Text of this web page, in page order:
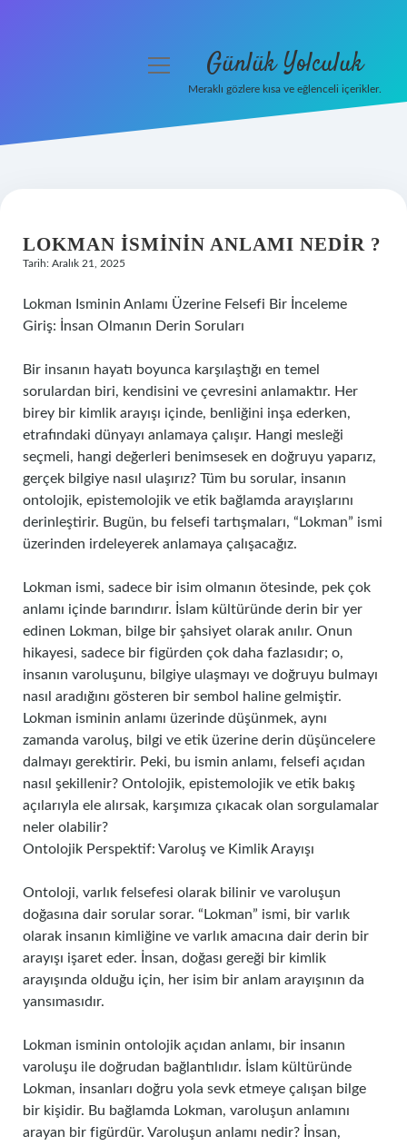
Hakkımızda
menüyü
Günlük Yolculuk
Meraklı gözlere kısa ve eğlenceli içerikler.
LOKMAN ISMININ ANLAMI NEDIR ?
Tarih: Aralık 21, 2025
Lokman Isminin Anlamı Üzerine Felsefi Bir İnceleme
Giriş: İnsan Olmanın Derin Soruları
Bir insanın hayatı boyunca karşılaştığı en temel
sorulardan biri, kendisini ve çevresini anlamaktır. Her
birey bir kimlik arayışı içinde, benliğini inşa ederken,
etrafındaki dünyayı anlamaya çalışır. Hangi mesleği
seçmeli, hangi değerleri benimsesek en doğruyu yaparız,
gerçek bilgiye nasıl ulaşırız? Tüm bu sorular, insanın
ontolojik, epistemolojik ve etik bağlamda arayışlarını
derinleştirir. Bugün, bu felsefi tartışmaları, “Lokman” ismi
üzerinden irdeleyerek anlamaya çalışacağız.
Lokman ismi, sadece bir isim olmanın ötesinde, pek çok
anlamı içinde barındırır. İslam kültüründe derin bir yer
edinen Lokman, bilge bir şahsiyet olarak anılır. Onun
hikayesi, sadece bir figürden çok daha fazlasıdır; o,
insanın varoluşunu, bilgiye ulaşmayı ve doğruyu bulmayı
nasıl aradığını gösteren bir sembol haline gelmiştir.
Lokman isminin anlamı üzerinde düşünmek, aynı
zamanda varoluş, bilgi ve etik üzerine derin düşüncelere
dalmayı gerektirir. Peki, bu ismin anlamı, felsefi açıdan
nasıl şekillenir? Ontolojik, epistemolojik ve etik bakış
açılarıyla ele alırsak, karşımıza çıkacak olan sorgulamalar
neler olabilir?
Ontolojik Perspektif: Varoluş ve Kimlik Arayışı
Ontoloji, varlık felsefesi olarak bilinir ve varoluşun
doğasına dair sorular sorar. “Lokman” ismi, bir varlık
olarak insanın kimliğine ve varlık amacına dair derin bir
arayışı işaret eder. İnsan, doğası gereği bir kimlik
arayışında olduğu için, her isim bir anlam arayışının da
yansımasıdır.
Lokman isminin ontolojik açıdan anlamı, bir insanın
varoluşu ile doğrudan bağlantılıdır. İslam kültüründe
Lokman, insanları doğru yola sevk etmeye çalışan bilge
bir kişidir. Bu bağlamda Lokman, varoluşun anlamını
arayan bir figürdür. Varoluşun anlamı nedir? İnsan,